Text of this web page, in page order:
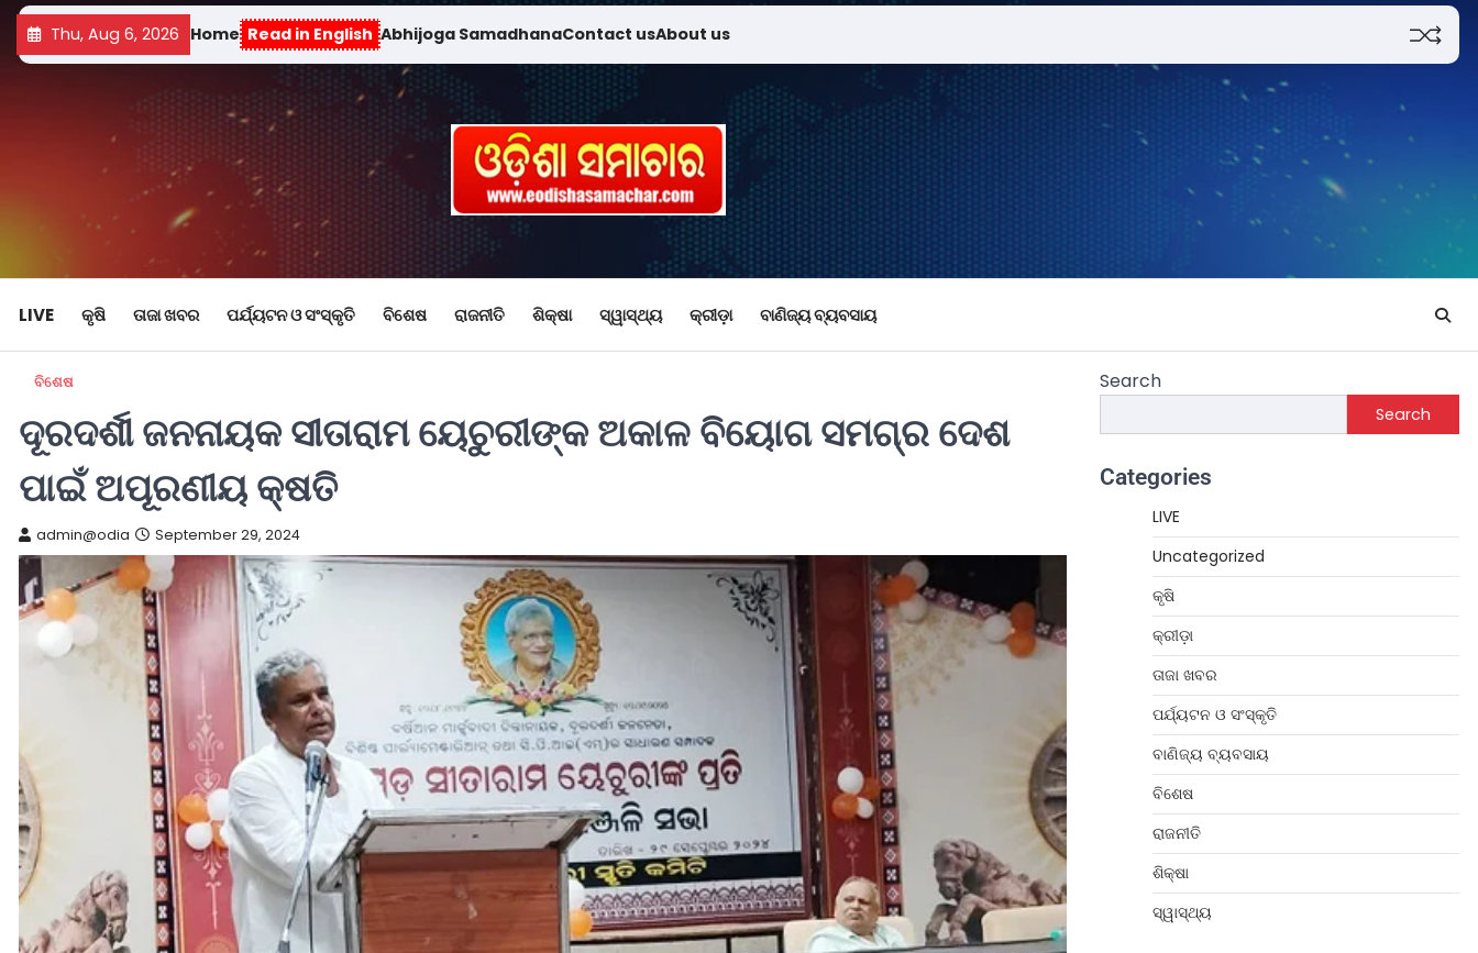
Thu, Aug 6, 2026 Home Read in English Abhijoga SamadhanaContact usAbout us
LIVE କୃଷି ତାଜା ଖବର ପର୍ଯ୍ୟଟନ ଓ ସଂସ୍କୃତି ବିଶେଷ ରାଜନୀତି ଶିକ୍ଷା ସ୍ୱାସ୍ଥ୍ୟ କ୍ରୀଡ଼ା ବାଣିଜ୍ୟ ବ୍ୟବସାୟ
ବିଶେଷ
ଦୂରଦର୍ଶୀ ଜନନାୟକ ସୀତାରାମ ୟେଚୁରୀଙ୍କ ଅକାଳ ବିୟୋଗ ସମଗ୍ର ଦେଶ
ପାଇଁ ଅପୂରଣୀୟ କ୍ଷତି
admin@odia September 29, 2024
Search
Search
Categories
LIVE
Uncategorized
କୃଷି
କ୍ରୀଡ଼ା
ତାଜା ଖବର
ପର୍ଯ୍ୟଟନ ଓ ସଂସ୍କୃତି
ବାଣିଜ୍ୟ ବ୍ୟବସାୟ
ବିଶେଷ
ରାଜନୀତି
ଶିକ୍ଷା
ସ୍ୱାସ୍ଥ୍ୟ